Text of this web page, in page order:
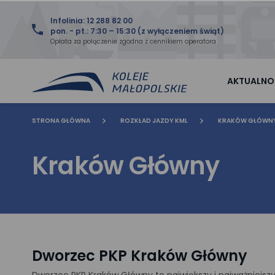
Infolinia: 12 288 82 00
pon. - pt.: 7:30 – 15:30 (z wyłączeniem świąt)
Opłata za połączenie zgodna z cennikiem operatora
STRONA GŁÓWNA ROZKŁAD JAZDY KML KRAKÓW
Kraków Główny
Dworzec PKP Kraków Główny